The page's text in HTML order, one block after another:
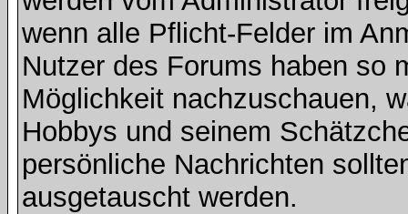
wenn alle Pflicht-Felder im
Nutzer des Forums haben so
Möglichkeit nachzuschauen,
Hobbys und seinem
persönliche Nachrichten
ausgetauscht werden.